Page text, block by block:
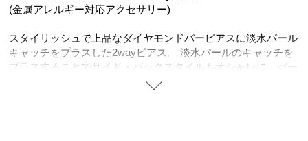
(金属アレルギー対応アクセサリー)
スタイリッシュで上品なダイヤモンドバーピアスに淡水パール
キャッチをプラスした2wayピアス。 淡水パールのキャッチを
プラスすることでサイド・バックスタイルもオシャレに。バー
を前にしたり、パールを前にしたり2wayで着用して雰囲気を